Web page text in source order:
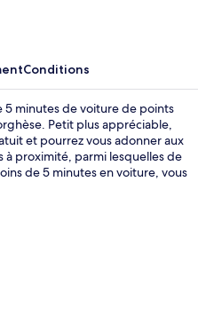
Conditions
5 minutes de voiture de points
Petit plus appréciable,
et pourrez vous adonner aux
à proximité, parmi lesquelles de
de 5 minutes en voiture, vous
Les autres voyageurs adorent
Les transports publics
Station de tramway Termini se
Farini, à 2 min de marche à